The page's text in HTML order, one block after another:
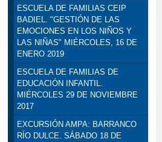
ESCUELA DE FAMILIAS CEIP
BADIEL. "GESTIÓN DE LAS
EMOCIONES EN LOS NIÑOS Y
LAS NIÑAS" MIÉRCOLES, 16 DE
ENERO 2019
ESCUELA DE FAMILIAS DE
EDUCACIÓN INFANTIL.
MIÉRCOLES 29 DE NOVIEMBRE
2017
EXCURSIÓN AMPA: BARRANCO
RÍO DULCE. SÁBADO 18 DE